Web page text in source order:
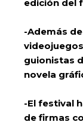
edición del
-Además
guionistas
novela
-El festival
de firmas